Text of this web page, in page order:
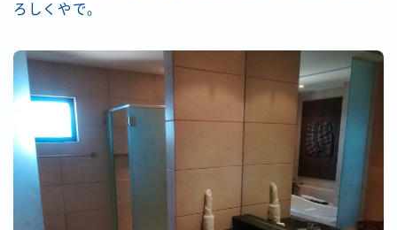
ろしくやで。